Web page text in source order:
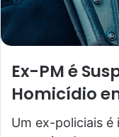
Ex-PM é
Homicídio
Um ex-policiais